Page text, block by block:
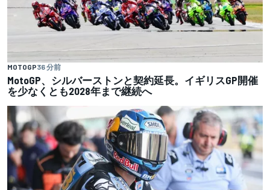
MOTOGP36 分前
MotoGP、シルバーストンと契約延長。イギリスGP開催
を少なくとも2028年まで継続へ